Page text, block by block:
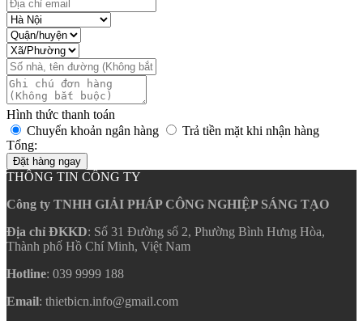
Hình thức thanh toán
Chuyển khoản ngân hàng
Trả tiền mặt khi nhận hàng
Tổng:
Đặt hàng ngay
THÔNG TIN CÔNG TY
Công ty TNHH GIẢI PHÁP CÔNG NGHIỆP SÁNG TẠO
Địa chỉ ĐKKD: Số 31 Đường số 2, Phường Bình Hưng Hòa,
Thành phố Hồ Chí Minh, Việt Nam
Hotline: 039 9999 188
Email: thietbicn.info@gmail.com